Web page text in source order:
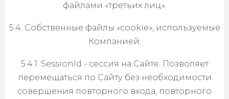
файлами «третьих лиц».
5.4. Собственные файлы «cookie», используемые
Компанией:
5.4.1. SessionId - сессия на Сайте. Позволяет
перемещаться по Сайту без необходимости
совершения повторного входа, повторного